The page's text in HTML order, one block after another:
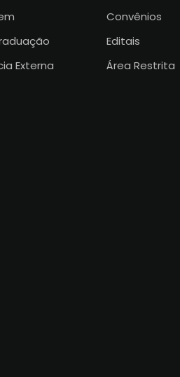
Externa
Convênios
Editais
Área Restrita